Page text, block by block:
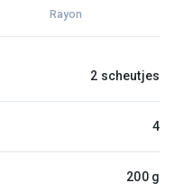
Rayon
2 scheutjes
4
200 g